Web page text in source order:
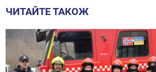
ЧИТАЙТЕ ТАКОЖ